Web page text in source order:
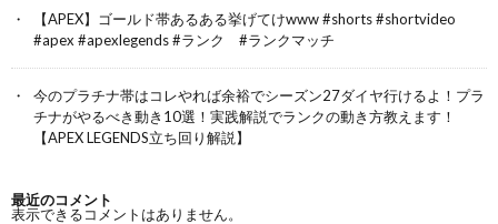
【APEX】ゴールド帯あるある挙げてけwww #shorts #shortvideo
#apex #apexlegends #ランク #ランクマッチ
今のプラチナ帯はコレやれば余裕でシーズン27ダイヤ行けるよ！プラ
チナがやるべき動き10選！実践解説でランクの動き方教えます！
【APEX LEGENDS立ち回り解説】
最近のコメント
表示できるコメントはありません。